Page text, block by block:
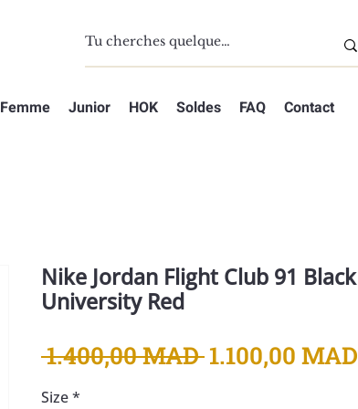
Femme Junior HOK Soldes FAQ Contact
Nike Jordan Flight Club 91 Black
University Red
1.400,00 MAD Prix
1.100,00 MAD
Size*